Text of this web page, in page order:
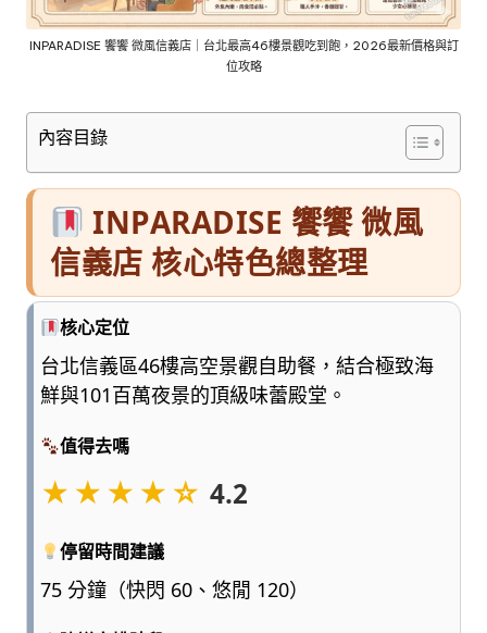
資
訊
成
清
楚
好
遊
用，
INPARADISE 饗饗 微風信義店｜台北最高46樓景觀吃到飽，2026最新價格與訂
位攻略
內容目錄
INPARADISE 饗饗 微風
信義店 核心特色總整理
核心定位
台北信義區46樓高空景觀自助餐，結合極致海
鮮與101百萬夜景的頂級味蕾殿堂。
值得去嗎
★★★★☆ 4.2
停留時間建議
75 分鐘（快閃 60、悠閒 120）